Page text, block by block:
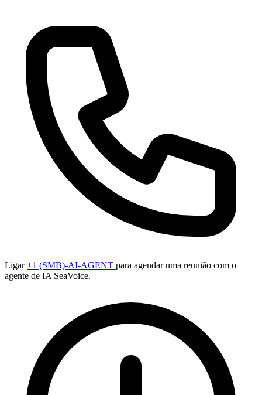
Ligar+1 (SMB)-AI-AGENT para agendar uma reunião com o
agente de IA SeaVoice.